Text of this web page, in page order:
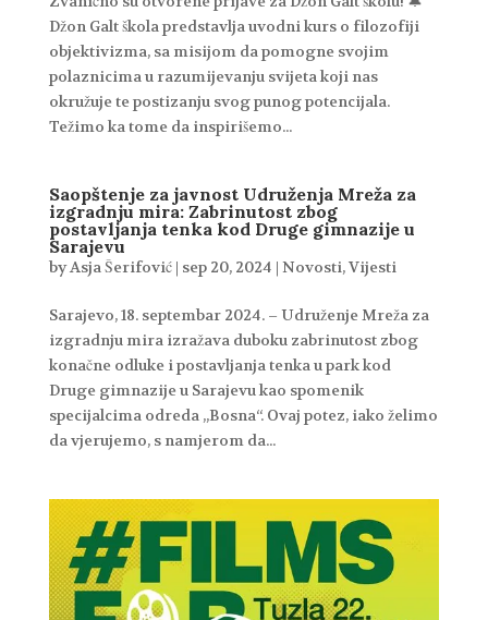
Džon Galt škola predstavlja uvodni kurs o filozofiji
objektivizma, sa misijom da pomogne svojim
polaznicima u razumijevanju svijeta koji nas
okružuje te postizanju svog punog potencijala.
Težimo ka tome da inspirišemo...
Saopštenje za javnost Udruženja Mreža za
izgradnju mira: Zabrinutost zbog
postavljanja tenka kod Druge gimnazije u
Sarajevu
byAsja Šerifović| sep 20, 2024 | Novosti,Vijesti
Sarajevo, 18. septembar 2024. – Udruženje Mreža za
izgradnju mira izražava duboku zabrinutost zbog
konačne odluke i postavljanja tenka u park kod
Druge gimnazije u Sarajevu kao spomenik
specijalcima odreda „Bosna“. Ovaj potez, iako želimo
da vjerujemo, s namjerom da...